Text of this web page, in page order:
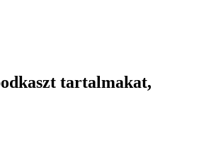
tartalmakat,